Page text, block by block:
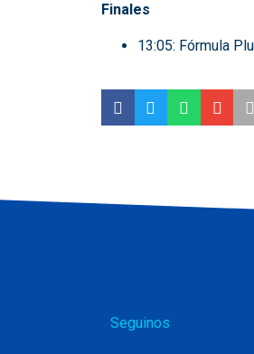
Finales
13:05: Fórmula
Seguinos